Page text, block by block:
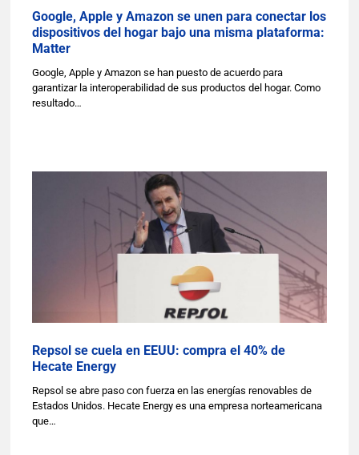
Google, Apple y Amazon se unen para conectar los
dispositivos del hogar bajo una misma plataforma:
Matter
Google, Apple y Amazon se han puesto de acuerdo para
garantizar la interoperabilidad de sus productos del hogar. Como
resultado…
Repsol se cuela en EEUU: compra el 40% de
Hecate Energy
Repsol se abre paso con fuerza en las energías renovables de
Estados Unidos. Hecate Energy es una empresa norteamericana
que…